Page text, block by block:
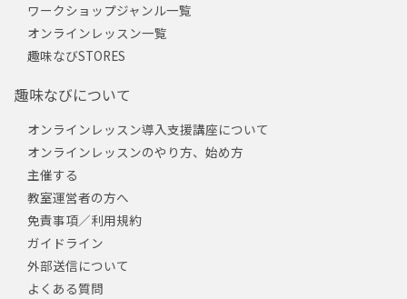
ワークショップジャンル一覧
オンラインレッスン一覧
趣味なびSTORES
趣味なびについて
オンラインレッスン導入支援講座について
オンラインレッスンのやり方、始め方
主催する
教室運営者の方へ
免責事項／利用規約
ガイドライン
外部送信について
よくある質問